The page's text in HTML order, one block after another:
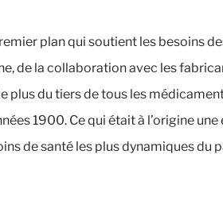
plan qui soutient les besoins
de la collaboration avec les
du tiers de tous les
1900. Ce qui était à l’origine
de santé les plus dynamiques du